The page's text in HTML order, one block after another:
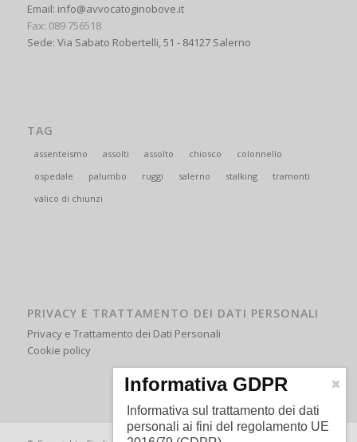
Email: info@avvocatoginobove.it
Fax: 089 756518
Sede: Via Sabato Robertelli, 51 - 84127 Salerno
TAG
assenteismo assolti assolto chiosco
colonnello
ospedale
palumbo ruggi salerno stalking
tramonti
valico di chiunzi
PRIVACY E TRATTAMENTO DEI DATI PERSONALI
Privacy e Trattamento dei Dati Personali
Cookie policy
Informativa GDPR
Informativa sul trattamento dei dati
personali ai fini del regolamento UE